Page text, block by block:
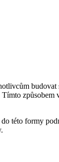
této formy